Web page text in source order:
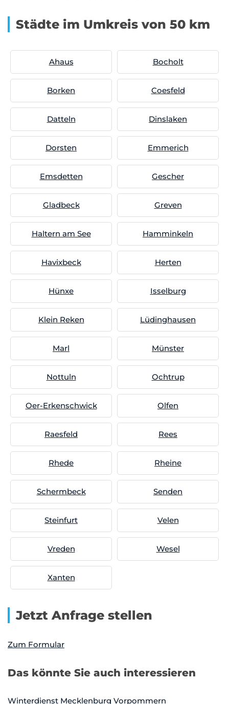
Städte im Umkreis von 50 km
Ahaus Bocholt
Borken Coesfeld
Datteln Dinslaken
Dorsten Emmerich
Emsdetten Gescher
Gladbeck Greven
Haltern am See Hamminkeln
Havixbeck Herten
Hünxe Isselburg
Klein Reken Lüdinghausen
Marl Münster
Nottuln Ochtrup
Oer-Erkenschwick Olfen
Raesfeld Rees
Rhede Rheine
Schermbeck Senden
Steinfurt Velen
Vreden Wesel
Xanten
Jetzt Anfrage stellen
Zum Formular
Das könnte Sie auch interessieren
Winterdienst Mecklenburg Vorpommern